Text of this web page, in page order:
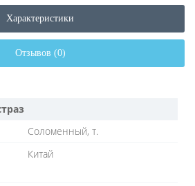
Характеристики
Отзывов (0)
Соломенный, т.
Китай